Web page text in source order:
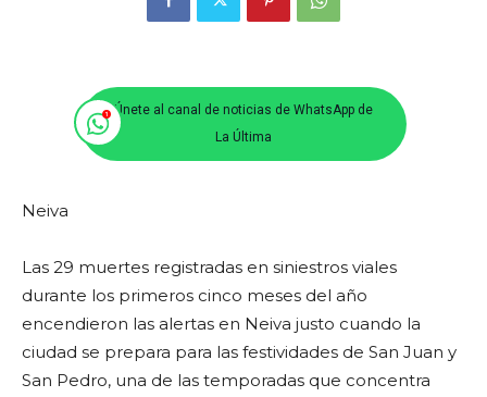
Únete al canal de noticias de WhatsApp de
La Última
Neiva
Las 29 muertes registradas en siniestros viales
durante los primeros cinco meses del año
encendieron las alertas en Neiva justo cuando la
ciudad se prepara para las festividades de San Juan y
San Pedro, una de las temporadas que concentra